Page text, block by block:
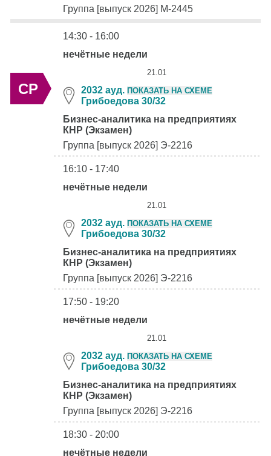
Группа [выпуск 2026] М-2445
СР
14:30 - 16:00
нечётные недели
21.01
2032 ауд. ПОКАЗАТЬ НА СХЕМЕ
Грибоедова 30/32
Бизнес-аналитика на предприятиях
КНР (Экзамен)
Группа [выпуск 2026] Э-2216
16:10 - 17:40
нечётные недели
21.01
2032 ауд. ПОКАЗАТЬ НА СХЕМЕ
Грибоедова 30/32
Бизнес-аналитика на предприятиях
КНР (Экзамен)
Группа [выпуск 2026] Э-2216
17:50 - 19:20
нечётные недели
21.01
2032 ауд. ПОКАЗАТЬ НА СХЕМЕ
Грибоедова 30/32
Бизнес-аналитика на предприятиях
КНР (Экзамен)
Группа [выпуск 2026] Э-2216
18:30 - 20:00
нечётные недели